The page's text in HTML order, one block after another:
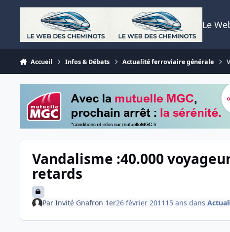
Aller au contenu
Le
Accueil Infos & Débats Actualité ferroviaire générale
Vandalisme :40.000
retards
Par Invité Gnafron 1er26 février 2011 15 ans dans